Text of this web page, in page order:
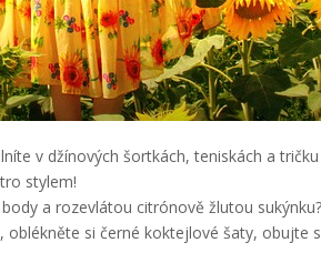
v džínových šortkách, teniskách a tričku
stylem!
a rozevlátou citrónově žlutou sukýnku?
oblékněte si černé koktejlové šaty, obujte